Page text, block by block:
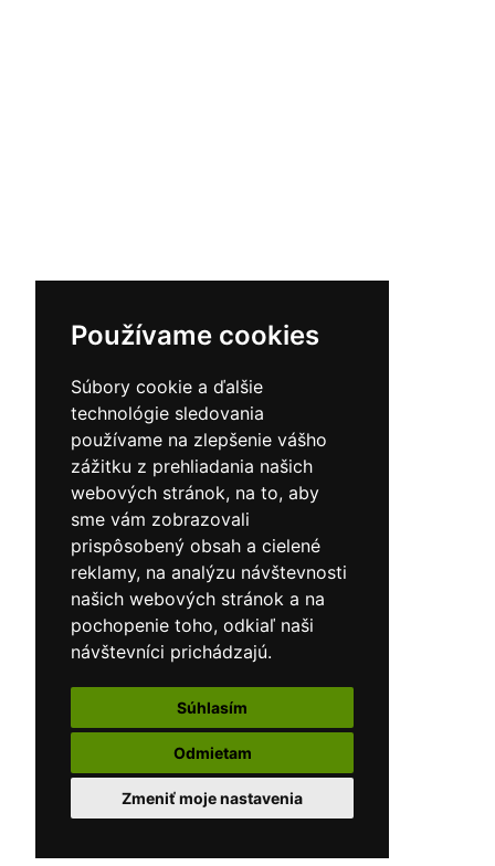
Používame cookies
Súbory cookie a ďalšie
technológie sledovania
používame na zlepšenie vášho
zážitku z prehliadania našich
webových stránok, na to, aby
sme vám zobrazovali
prispôsobený obsah a cielené
reklamy, na analýzu návštevnosti
našich webových stránok a na
pochopenie toho, odkiaľ naši
návštevníci prichádzajú.
Súhlasím
Odmietam
Zmeniť moje nastavenia